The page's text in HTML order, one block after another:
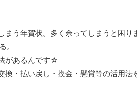
まう年賀状。多く余ってしまうと困り
。
があるんです☆
換・払い戻し・換金・懸賞等の活用法